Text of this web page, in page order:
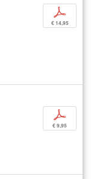
p
€ 14,95
p
€ 9,95